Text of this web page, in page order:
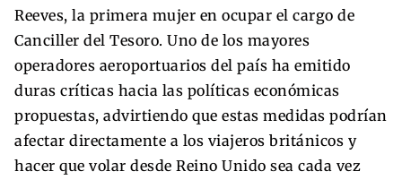
Reeves, la primera mujer en ocupar el cargo de
Canciller del Tesoro. Uno de los mayores
operadores aeroportuarios del país ha emitido
duras críticas hacia las políticas económicas
propuestas, advirtiendo que estas medidas podrían
afectar directamente a los viajeros británicos y
hacer que volar desde Reino Unido sea cada vez